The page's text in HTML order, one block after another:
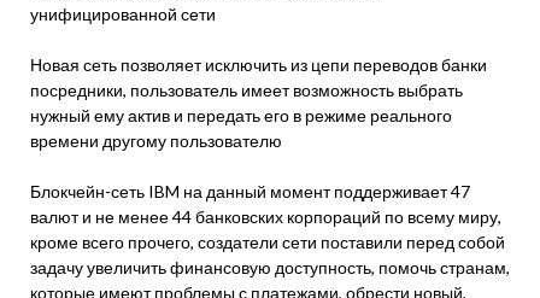
унифицированной сети
Новая сеть позволяет исключить из цепи переводов банки
посредники, пользователь имеет возможность выбрать
нужный ему актив и передать его в режиме реального
времени другому пользователю
Блокчейн-сеть IBM на данный момент поддерживает 47
валют и не менее 44 банковских корпораций по всему миру,
кроме всего прочего, создатели сети поставили перед собой
задачу увеличить финансовую доступность, помочь странам,
которые имеют проблемы с платежами, обрести новый,